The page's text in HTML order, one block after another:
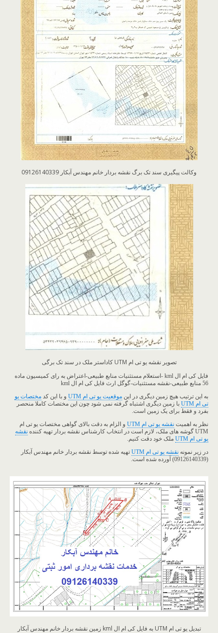
وکالت پیگیری سند تک برگ نقشه بردار خانم مهندس آبکار 09126140339
تصویر نقشه یو تی ام UTM کاداستر ملک در سند تک برگی
فایل کی ام ال kml -استعلام مستثنیات منابع طبیعی-اعتراض به رای کمیسیون ماده
56 منابع طبیعی-نقشه مستثنیات-گوگل ارث فایل کی ام ال kml
به این ترتیب هیچ زمین دیگری در این موقعیت یو تی ام UTM و با این کد مختصات یو
تی ام UTM
با زمین دیگری اشتباه گرفته نمی شود چون این مختصات کاملا منحصر
بفرد و فقط برای یک زمین است.
نظر به اهمیت نقشه یو تی ام UTM
و الزام به دقت بالای گواهی مختصات یو تی ام
UTM گوشه های ملک، لازم است در انتخاب کارشناس نقشه بردار تهیه کننده
نقشه
یو تی ام UTM
ملک خود دقت کنیم.
در زیر نمونه نقشه یو تی ام UTM
تهیه شده توسط نقشه بردار خانم مهندس آبکار
(09126140339) آورده شده است.
تبدیل یو تی ام UTM به فایل کی ام ال kml زمین نقشه بردار خانم مهندس آبکار